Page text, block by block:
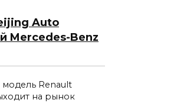
Auto
Mercedes-Benz